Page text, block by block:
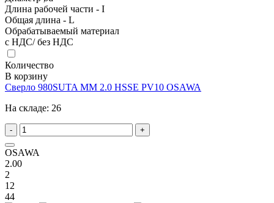
Длина рабочей части - I
Общая длина - L
Обрабатываемый материал
с НДС/ без НДС
Количество
В корзину
Сверло 980SUTA MM 2.0 HSSE PV10 OSAWA
На складе: 26
- +
OSAWA
2.00
2
12
44